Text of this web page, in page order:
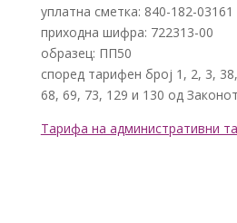
уплатна сметка: 840-182-03161
приходна шифра: 722313-00
образец: ПП50
според тарифен број 1, 2, 3,
68, 69, 73, 129 и 130 од
Тарифа на административни